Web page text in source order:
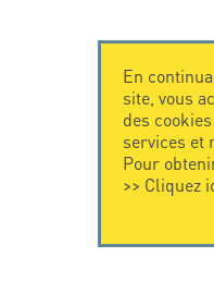
En
site, vous
des
services et
Pour
>> Cliquez